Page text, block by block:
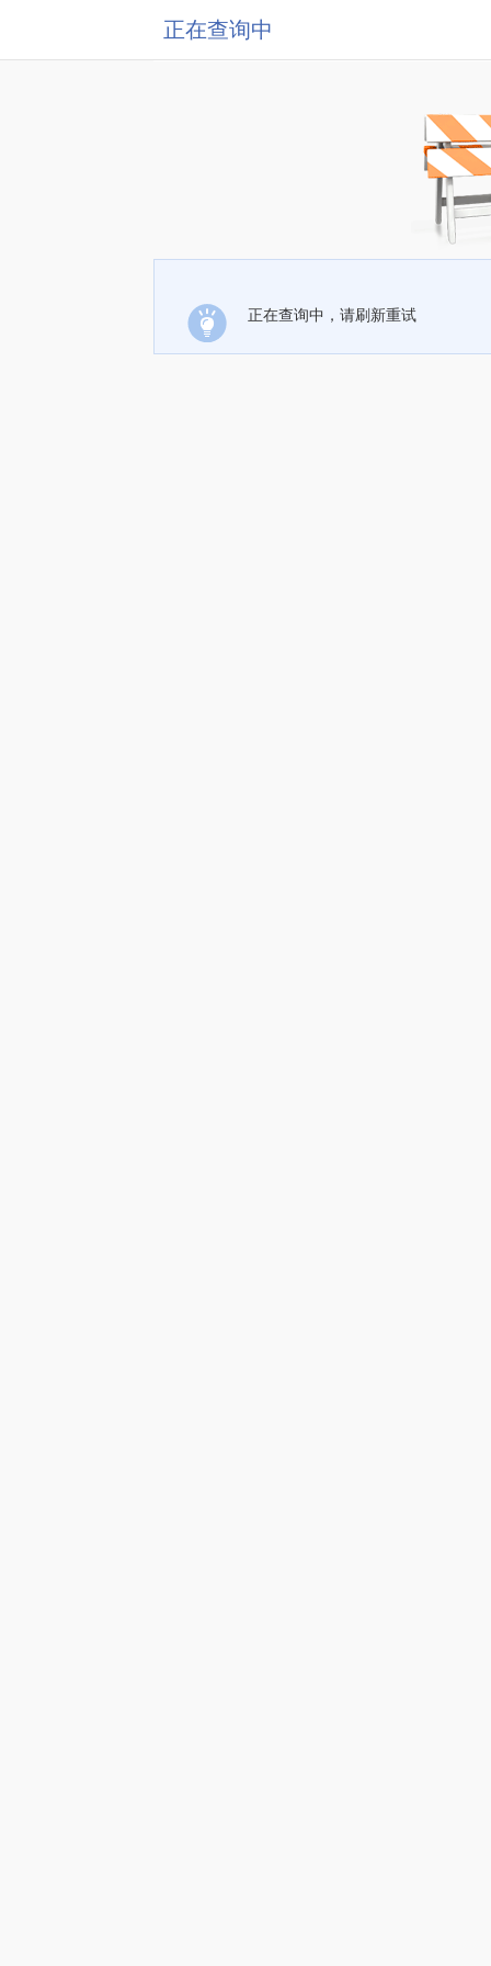
正在查询中
正在查询中，请刷新重试